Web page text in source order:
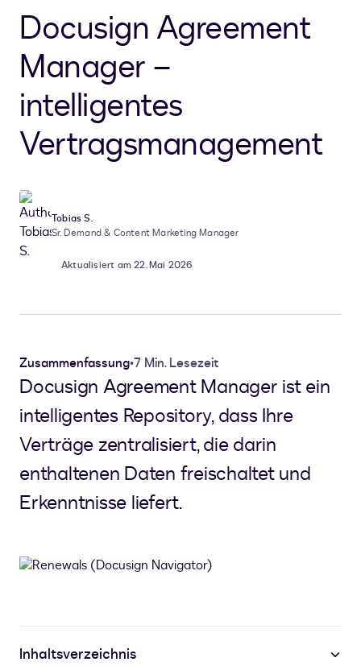
Docusign Agreement
Manager –
intelligentes
Vertragsmanagement
Tobias S.
Sr. Demand & Content Marketing Manager
Aktualisiert am 22. Mai 2026
Zusammenfassung•7 Min. Lesezeit
Docusign Agreement Manager ist ein
intelligentes Repository, dass Ihre
Verträge zentralisiert, die darin
enthaltenen Daten freischaltet und
Erkenntnisse liefert.
Inhaltsverzeichnis